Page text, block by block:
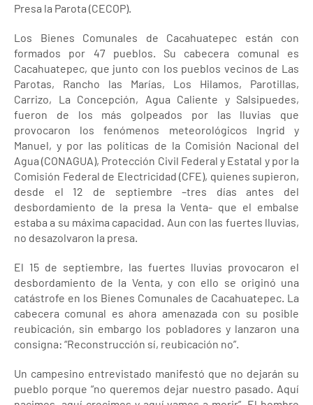
Presa la Parota (CECOP).
Los Bienes Comunales de Cacahuatepec están con
formados por 47 pueblos. Su cabecera comunal es
Cacahuatepec, que junto con los pueblos vecinos de Las
Parotas, Rancho las Marías, Los Hilamos, Parotillas,
Carrizo, La Concepción, Agua Caliente y Salsipuedes,
fueron de los más golpeados por las lluvias que
provocaron los fenómenos meteorológicos Ingrid y
Manuel, y por las políticas de la Comisión Nacional del
Agua (CONAGUA), Protección Civil Federal y Estatal y por la
Comisión Federal de Electricidad (CFE), quienes supieron,
desde el 12 de septiembre –tres días antes del
desbordamiento de la presa la Venta- que el embalse
estaba a su máxima capacidad. Aun con las fuertes lluvias,
no desazolvaron la presa.
El 15 de septiembre, las fuertes lluvias provocaron el
desbordamiento de la Venta, y con ello se originó una
catástrofe en los Bienes Comunales de Cacahuatepec. La
cabecera comunal es ahora amenazada con su posible
reubicación, sin embargo los pobladores y lanzaron una
consigna: “Reconstrucción sí, reubicación no”.
Un campesino entrevistado manifestó que no dejarán su
pueblo porque “no queremos dejar nuestro pasado. Aquí